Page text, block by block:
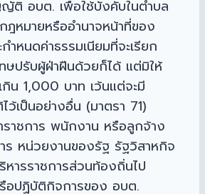
ติ อบต. เพื่อใช้บังคับในตำบล
ฎหมายหรืออำนาจหน้าที่ของ
ำหนดค่าธรรมเนียมที่จะเรียก
ษปรับผู้ฝ่าฝืนด้วยก็ได้ แต่มิให้
น 1,000 บาท เว้นแต่จะมี
เป็นอย่างอื่น (มาตรา 71)
ราชการ พนักงาน หรือลูกจ้าง
ร หน่วยงานของรัฐ รัฐวิสาหกิจ
ารราชการส่วนท้องถิ่นไป
อปฏิบัติกิจการของ อบต.